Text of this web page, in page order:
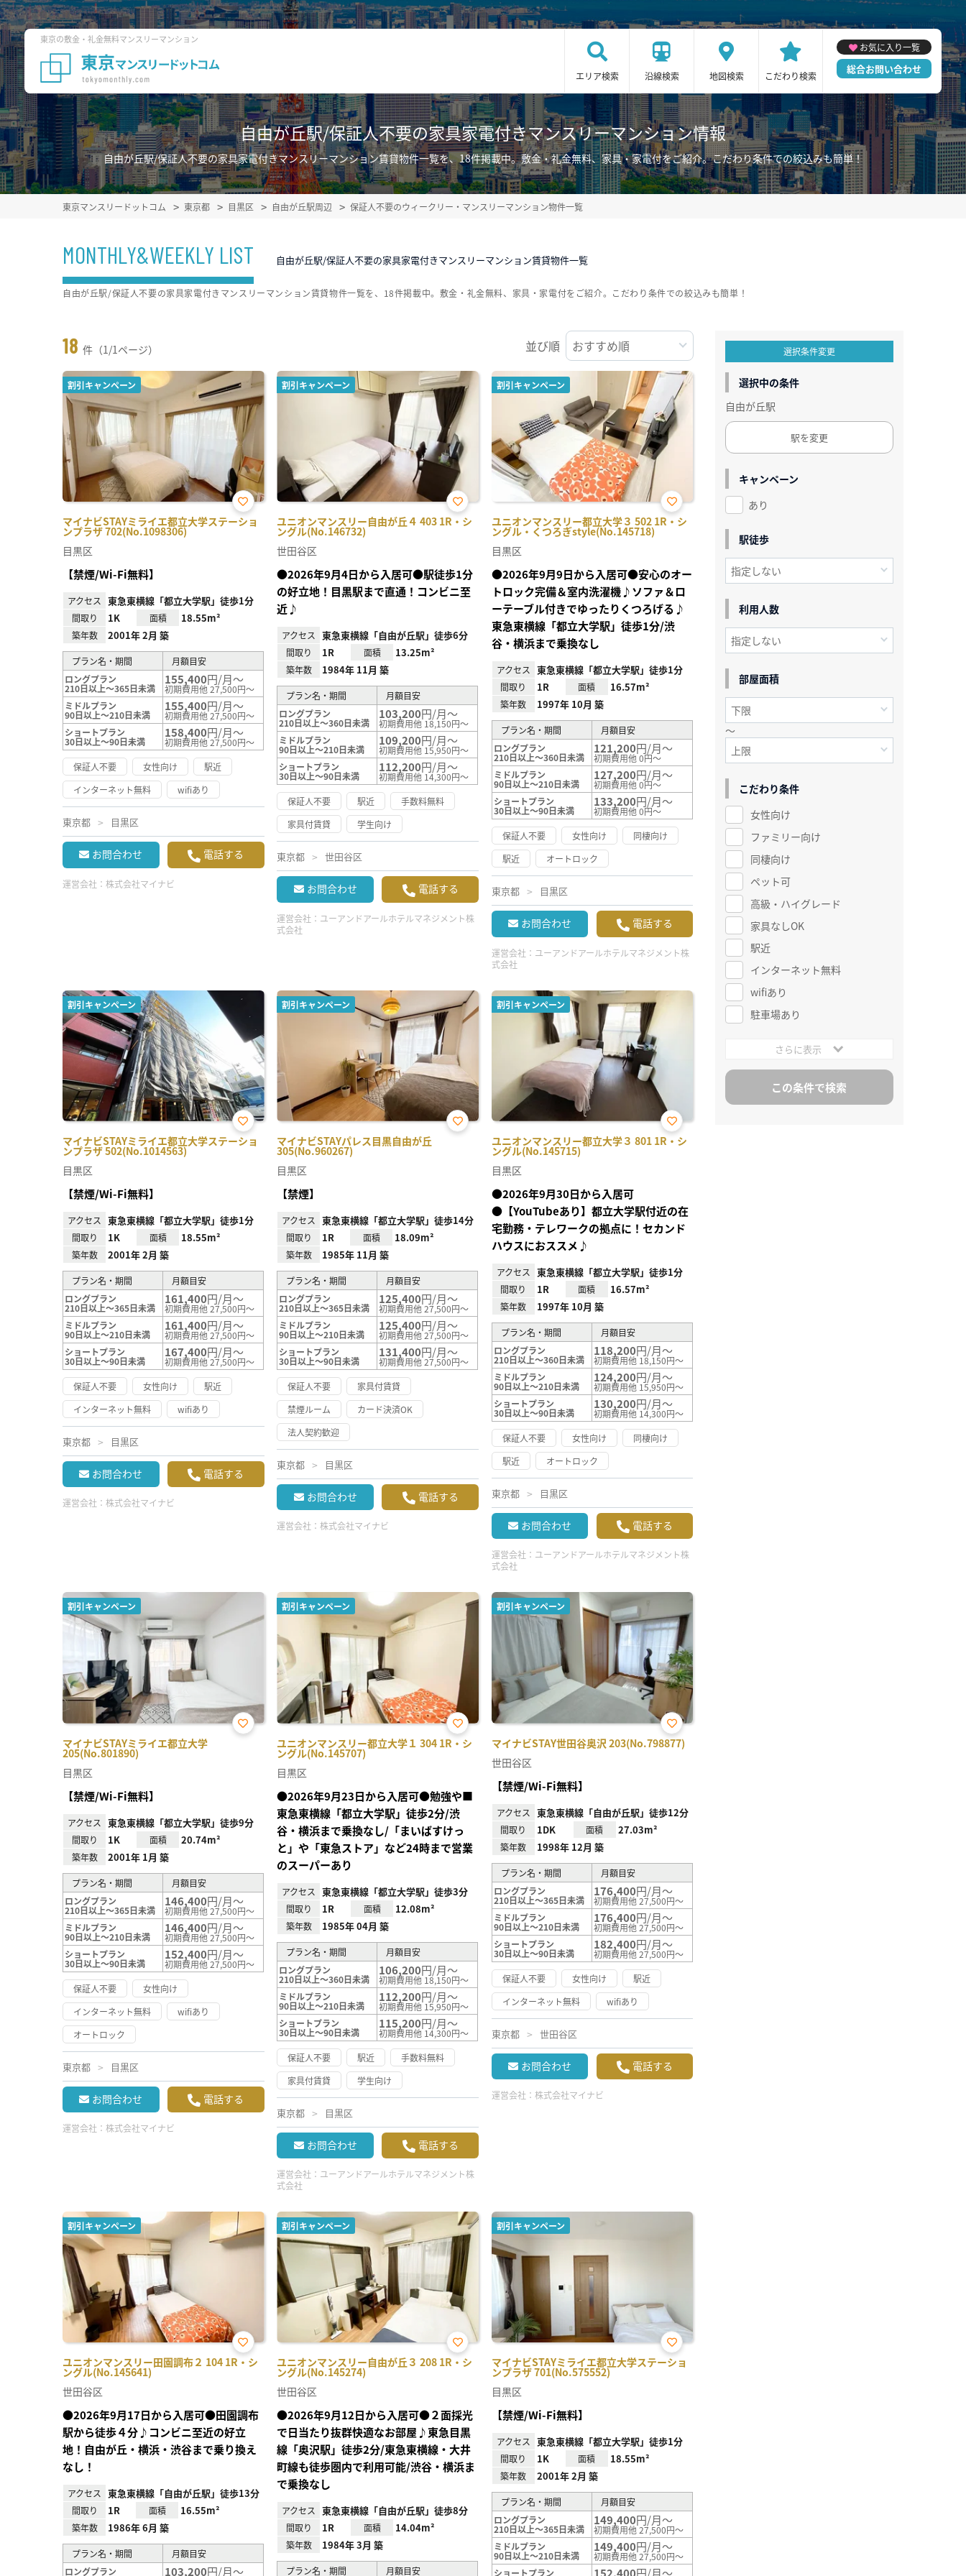
東京の敷金・礼金無料マンスリーマンション
エリア検索 沿線検索 地図検索 こだわり検索
お気に入り一覧
総合お問い合わせ
自由が丘駅/保証人不要の家具家電付きマンスリーマンション情報
自由が丘駅/保証人不要の家具家電付きマンスリーマンション賃貸物件一覧を、18件掲載中。敷金・礼金無料、家具・家電付をご紹介。こだわり条件での絞込みも簡単！
東京マンスリードットコム 東京都 目黒区 自由が丘駅周辺 保証人不要のウィークリー・マンスリーマンション物件一覧
MONTHLY&WEEKLY LIST 自由が丘駅/保証人不要の家具家電付きマンスリーマンション賃貸物件一覧
18 件（1/1ページ） 並び順
割引キャンペーン
マイナビSTAYミライエ都立大学ステーショ
ンプラザ 702(No.1098306)
お気
に入
目黒区
【禁煙/Wi-Fi無料】
アクセス 東急東横線「都立大学駅」徒歩1分
間取り 1K 面積 18.55m²
築年数 2001年 2月 築
プラン名・期間
月額目安
ロングプラン
210日以上～365日未満
155,400円/月～
初期費用他 27,500円～
ミドルプラン
90日以上～210日未満
155,400円/月～
初期費用他 27,500円～
ショートプラン
30日以上～90日未満
158,400円/月～
初期費用他 27,500円～
保証人不要
女性向け
駅近
インターネット無料
wifiあり
東京都 目黒区
お問合わせ 電話する
運営会社： 株式会社マイナビ
割引キャンペーン
ユニオンマンスリー自由が丘４ 403 1R・シ
ングル(No.146732)
お気
に入
世田谷区
●2026年9月4日から入居可●駅徒歩1分
の好立地！目黒駅まで直通！コンビニ至
近♪
アクセス 東急東横線「自由が丘駅」徒歩6分
間取り 1R 面積 13.25m²
築年数 1984年 11月 築
プラン名・期間
月額目安
ロングプラン
210日以上～360日未満
103,200円/月～
初期費用他 18,150円～
ミドルプラン
90日以上～210日未満
109,200円/月～
初期費用他 15,950円～
ショートプラン
30日以上～90日未満
112,200円/月～
初期費用他 14,300円～
保証人不要
駅近
手数料無料
家具付賃貸
学生向け
東京都 世田谷区
お問合わせ 電話する
運営会社： ユーアンドアールホテルマネジメント株
式会社
割引キャンペーン
ユニオンマンスリー都立大学３ 502 1R・シ
ングル・くつろぎstyle(No.145718)
お気
に入
目黒区
●2026年9月9日から入居可●安心のオー
トロック完備＆室内洗濯機♪ソファ＆ロ
ーテーブル付きでゆったりくつろげる♪
東急東横線「都立大学駅」徒歩1分/渋
谷・横浜まで乗換なし
アクセス 東急東横線「都立大学駅」徒歩1分
間取り 1R 面積 16.57m²
築年数 1997年 10月 築
プラン名・期間
月額目安
ロングプラン
210日以上～360日未満
121,200円/月～
初期費用他 0円～
ミドルプラン
90日以上～210日未満
127,200円/月～
初期費用他 0円～
ショートプラン
30日以上～90日未満
133,200円/月～
初期費用他 0円～
保証人不要
女性向け
同棲向け
駅近
オートロック
東京都 目黒区
お問合わせ 電話する
運営会社： ユーアンドアールホテルマネジメント株
式会社
割引キャンペーン
マイナビSTAYミライエ都立大学ステーショ
ンプラザ 502(No.1014563)
お気
に入
目黒区
【禁煙/Wi-Fi無料】
アクセス 東急東横線「都立大学駅」徒歩1分
間取り 1K 面積 18.55m²
築年数 2001年 2月 築
プラン名・期間
月額目安
ロングプラン
210日以上～365日未満
161,400円/月～
初期費用他 27,500円～
ミドルプラン
90日以上～210日未満
161,400円/月～
初期費用他 27,500円～
ショートプラン
30日以上～90日未満
167,400円/月～
初期費用他 27,500円～
保証人不要
女性向け
駅近
インターネット無料
wifiあり
東京都 目黒区
お問合わせ 電話する
運営会社： 株式会社マイナビ
割引キャンペーン
マイナビSTAYパレス目黒自由が丘
305(No.960267)
お気
目黒区
【禁煙】
アクセス 東急東横線「都立大学駅」徒歩14分
間取り 1R 面積 18.09m²
築年数 1985年 11月 築
プラン名・期間
月額目安
ロングプラン
210日以上～365日未満
125,400円/月～
初期費用他 27,500円～
ミドルプラン
90日以上～210日未満
125,400円/月～
初期費用他 27,500円～
ショートプラン
30日以上～90日未満
131,400円/月～
初期費用他 27,500円～
保証人不要
家具付賃貸
禁煙ルーム
カード決済OK
法人契約歓迎
東京都 目黒区
お問合わせ 電話する
運営会社：株式会社マイナビ
割引キャンペーン
ユニオンマンスリー都立大学３ 801 1R・シ
ングル(No.145715)
お気
に入
目黒区
●2026年9月30日から入居可
●【YouTubeあり】都立大学駅付近の在
宅勤務・テレワークの拠点に！セカンド
ハウスにおススメ♪
アクセス 東急東横線「都立大学駅」徒歩1分
間取り 1R 面積 16.57m²
築年数 1997年 10月 築
プラン名・期間
月額目安
ロングプラン
210日以上～360日未満
118,200円/月～
初期費用他 18,150円～
ミドルプラン
90日以上～210日未満
124,200円/月～
初期費用他 15,950円～
ショートプラン
30日以上～90日未満
130,200円/月～
初期費用他 14,300円～
保証人不要
女性向け
同棲向け
駅近
オートロック
東京都 目黒区
お問合わせ 電話する
運営会社： ユーアンドアールホテルマネジメント株
式会社
割引キャンペーン
マイナビSTAYミライエ都立大学
205(No.801890)
お気
目黒区
【禁煙/Wi-Fi無料】
アクセス 東急東横線「都立大学駅」徒歩9分
間取り 1K 面積 20.74m²
築年数 2001年 1月 築
プラン名・期間
月額目安
ロングプラン
210日以上～365日未満
146,400円/月～
初期費用他 27,500円～
ミドルプラン
90日以上～210日未満
146,400円/月～
初期費用他 27,500円～
ショートプラン
30日以上～90日未満
152,400円/月～
初期費用他 27,500円～
保証人不要
女性向け
インターネット無料
wifiあり
オートロック
東京都 目黒区
お問合わせ 電話する
運営会社： 株式会社マイナビ
割引キャンペーン
ユニオンマンスリー都立大学１ 304 1R・シ
ングル(No.145707)
お気
に入
目黒区
●2026年9月23日から入居可●勉強や■
東急東横線「都立大学駅」徒歩2分/渋
谷・横浜まで乗換なし/「まいばすけっ
と」や「東急ストア」など24時まで営業
のスーパーあり
アクセス 東急東横線「都立大学駅」徒歩3分
間取り 1R 面積 12.08m²
築年数 1985年 04月 築
プラン名・期間
月額目安
ロングプラン
210日以上～360日未満
106,200円/月～
初期費用他 18,150円～
ミドルプラン
90日以上～210日未満
112,200円/月～
初期費用他 15,950円～
ショートプラン
30日以上～90日未満
115,200円/月～
初期費用他 14,300円～
保証人不要
駅近
手数料無料
家具付賃貸
学生向け
東京都 目黒区
お問合わせ 電話する
運営会社： ユーアンドアールホテルマネジメント株
式会社
割引キャンペーン
マイナビSTAY世田谷奥沢 203(No.798877)
お気
に入
世田谷区
【禁煙/Wi-Fi無料】
アクセス 東急東横線「自由が丘駅」徒歩12分
間取り 1DK 面積 27.03m²
築年数 1998年 12月 築
プラン名・期間
月額目安
ロングプラン
210日以上～365日未満
176,400円/月～
初期費用他 27,500円～
ミドルプラン
90日以上～210日未満
176,400円/月～
初期費用他 27,500円～
ショートプラン
30日以上～90日未満
182,400円/月～
初期費用他 27,500円～
保証人不要
女性向け
駅近
インターネット無料
wifiあり
東京都 世田谷区
お問合わせ 電話する
運営会社： 株式会社マイナビ
割引キャンペーン
ユニオンマンスリー田園調布２ 104 1R・シ
ングル(No.145641)
お気
に入
世田谷区
●2026年9月17日から入居可●田園調布
駅から徒歩４分♪コンビニ至近の好立
地！自由が丘・横浜・渋谷まで乗り換え
なし！
アクセス 東急東横線「自由が丘駅」徒歩13分
間取り 1R 面積 16.55m²
築年数 1986年 6月 築
プラン名・期間
月額目安
ロングプラン
103,200円/月～
割引キャンペーン
ユニオンマンスリー自由が丘３ 208 1R・シ
ングル(No.145274)
お気
に入
世田谷区
●2026年9月12日から入居可●２面採光
で日当たり抜群快適なお部屋♪東急目黒
線「奥沢駅」徒歩2分/東急東横線・大井
町線も徒歩圏内で利用可能/渋谷・横浜ま
で乗換なし
アクセス 東急東横線「自由が丘駅」徒歩8分
間取り 1R 面積 14.04m²
築年数 1984年 3月 築
プラン名・期間 月額目安
割引キャンペーン
マイナビSTAYミライエ都立大学ステーショ
ンプラザ 701(No.575552)
お気
に入
目黒区
【禁煙/Wi-Fi無料】
アクセス 東急東横線「都立大学駅」徒歩1分
間取り 1K 面積 18.55m²
築年数 2001年 2月 築
プラン名・期間
月額目安
ロングプラン
210日以上～365日未満
149,400円/月～
初期費用他 27,500円～
ミドルプラン
90日以上～210日未満
149,400円/月～
初期費用他 27,500円～
ショートプラン
自由が丘駅/保証人不要の家具家電付きマンスリーマンション賃貸物件一覧を、18件掲載中。敷金・礼金無料、家具・家電付をご紹介。こだわり条件での絞込みも簡単！
選択条件変更
選択中の条件
自由が丘駅
駅を変更
キャンペーン
あり
駅徒歩
利用人数
部屋面積
～
こだわり条件
女性向け
ファミリー向け
同棲向け
ペット可
高級・ハイグレード
家具なしOK
駅近
インターネット無料
wifiあり
駐車場あり
さらに表示